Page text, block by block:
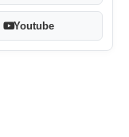
Youtube